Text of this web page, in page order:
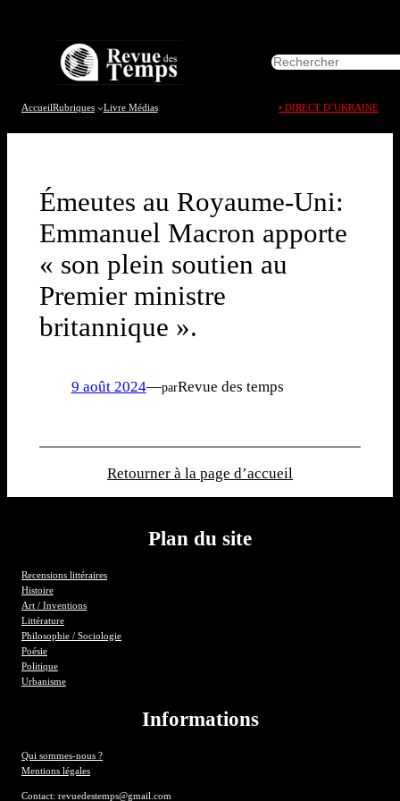
R
r
AccueilRubriques Livre Médias • DIRECT D’UKRAINE
Émeutes au Royaume-Uni:
Emmanuel Macron apporte
« son plein soutien au
Premier ministre
britannique ».
9 août 2024—parRevue des temps
Retourner à la page d’accueil
Plan du site
Recensions littéraires
Histoire
Art / Inventions
Littérature
Philosophie / Sociologie
Poésie
Politique
Urbanisme
Informations
Qui sommes-nous ?
Mentions légales
Contact: revuedestemps@gmail.com